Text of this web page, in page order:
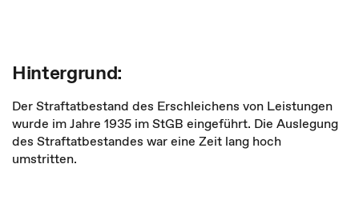
Hintergrund:
Der Straftatbestand des Erschleichens von Leistungen
wurde im Jahre 1935 im StGB eingeführt. Die Auslegung
des Straftatbestandes war eine Zeit lang hoch
umstritten.